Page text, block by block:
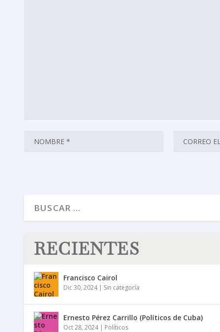
RECIENTES
Francisco Cairol
Dic 30, 2024| Sin categoría
Ernesto Pérez Carrillo (Políticos de Cuba)
Oct 28, 2024| Políticos